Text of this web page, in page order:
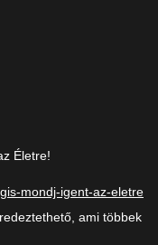
mondj-igent-az-eletre
ami többek